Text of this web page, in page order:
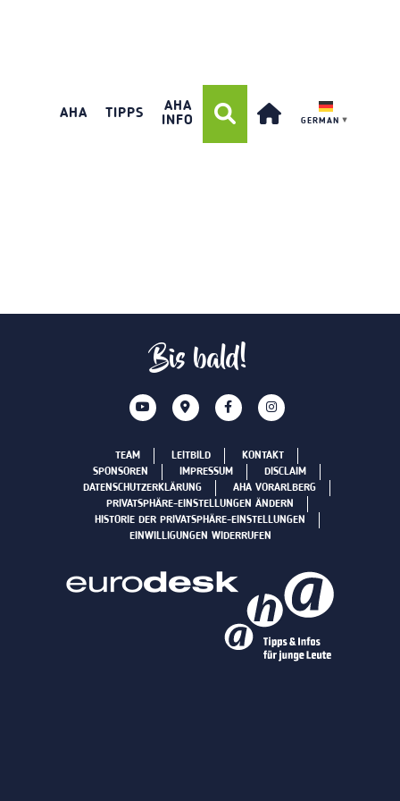
AHA TIPPS
AHA
INFO
GERMAN ▼
Bis bald!
TEAM LEITBILD
KONTAKT
SPONSOREN
IMPRESSUM
DISCLAIM
DATENSCHUTZERKLÄRUNG
AHA VORARLBERG
PRIVATSPHÄRE-EINSTELLUNGEN ÄNDERN
HISTORIE DER PRIVATSPHÄRE-EINSTELLUNGEN
EINWILLIGUNGEN WIDERRUFEN